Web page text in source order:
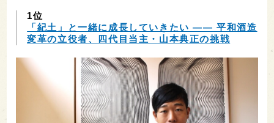
1位
「紀土」と一緒に成長していきたい ―― 平和酒造
変革の立役者、四代目当主・山本典正の挑戦